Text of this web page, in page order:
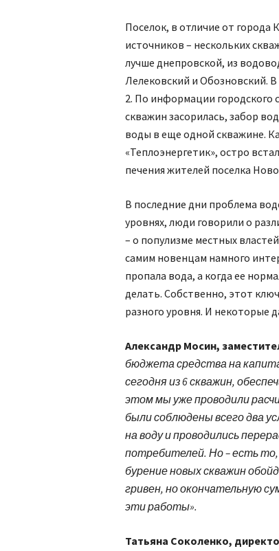
Поселок, в отличие от
источников – нескольких
лучше днепровской, из
Лелековский и Обоз­новский.
2. По информации городского
скважин засорилась, забор
воды в еще одной скважине.
«Теплоэнергетик», остро
печения жителей поселка
В последние дни проблема
уровнях, люди говорили о
– о популизме местных
самим новенцам намного
пропала вода, а когда ее
делать. Собственно, этот
разного уровня. И некоторые
Александр Мосин,
бюджета средства на
сегодня из 6 скважин,
этом мы уже проводили
были соблюдены всего два
на воду и проводились
потребителей. Но – есть
бурение новых скважин
гривен, но окончательную
эти работы».
Татьяна Соколенко,